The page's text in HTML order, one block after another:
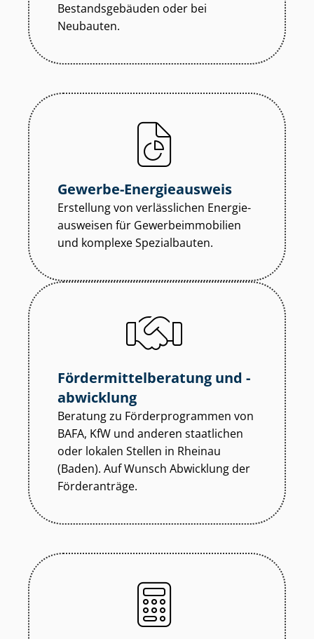
Be­stands­ge­bäu­den oder bei
Neubauten.
Gewerbe-Energieausweis
Erstellung von verlässlichen En­er­gie­
aus­wei­sen für Ge­wer­be­im­mo­bi­li­en
und komplexe Spezialbauten.
För­der­mit­tel­be­ra­tung und -
abwicklung
Beratung zu För­der­pro­gram­men von
BAFA, KfW und anderen staatlichen
oder lokalen Stellen in Rheinau
(Baden). Auf Wunsch Abwicklung der
Förderanträge.